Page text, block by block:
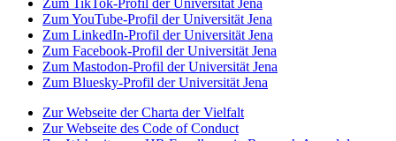
Zum YouTube-Profil der Universität Jena
Zum LinkedIn-Profil der Universität Jena
Zum Facebook-Profil der Universität Jena
Zum Mastodon-Profil der Universität Jena
Zum Bluesky-Profil der Universität Jena
Zur Webseite der Charta der Vielfalt
Zur Webseite des Code of Conduct